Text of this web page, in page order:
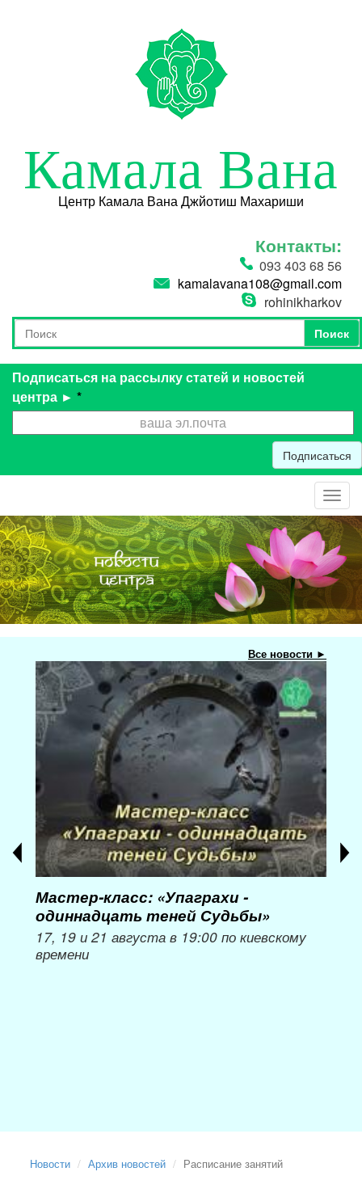
Камала Вана
Центр Камала Вана Джйотиш Махариши
Контакты:
093 403 68 56
kamalavana108@gmail.com
rohinikharkov
Форма поиска
Поиск
Поиск
Подписаться на рассылку статей и новостей
центра ► *
Подписаться
Все новости ►
Мастер-класс: «Упаграхи -
одиннадцать теней Судьбы»
17, 19 и 21 августа в 19:00 по киевскому
времени
Новости Архив новостей Расписание занятий